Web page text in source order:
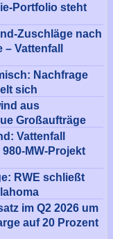
Portfolio steht
Zuschläge nach
Vattenfall
Nachfrage
sich
aus
Großaufträge
Vattenfall
MW-Projekt
RWE schließt
im Q2 2026 um
auf 20 Prozent